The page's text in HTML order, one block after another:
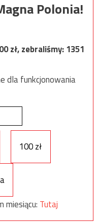
Polonia!
zł, zebraliśmy:1351
dla funkcjonowania
100 zł
miesiącu: Tutaj